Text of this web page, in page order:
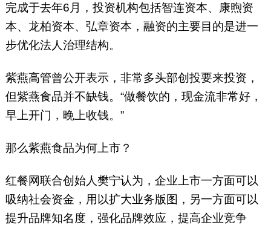
完成于去年6月，投资机构包括智连资本、康煦资
本、龙柏资本、弘章资本，融资的主要目的是进一
步优化法人治理结构。
紫燕高管曾公开表示，非常多头部创投要来投资，
但紫燕食品并不缺钱。“做餐饮的，现金流非常好，
早上开门，晚上收钱。”
那么紫燕食品为何上市？
红餐网联合创始人樊宁认为，企业上市一方面可以
吸纳社会资金，用以扩大业务版图，另一方面可以
提升品牌知名度，强化品牌效应，提高企业竞争